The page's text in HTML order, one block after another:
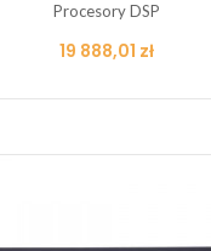
Procesory DSP
Cena
19 888,01 zł